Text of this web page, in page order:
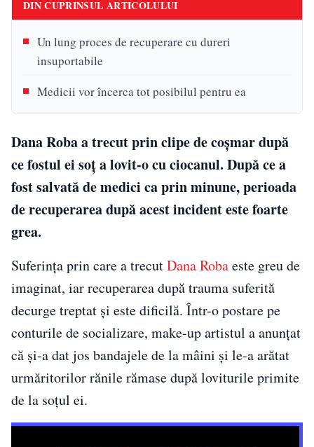
DIN CUPRINSUL ARTICOLULUI
Un lung proces de recuperare cu dureri
insuportabile
Medicii vor încerca tot posibilul pentru ea
Dana Roba a trecut prin clipe de coșmar după
ce fostul ei soț a lovit-o cu ciocanul. După ce a
fost salvată de medici ca prin minune, perioada
de recuperarea după acest incident este foarte
grea.
Suferința prin care a trecutDana Robaeste greu de
imaginat, iar recuperarea după trauma suferită
decurge treptat și este dificilă. Într-o postare pe
conturile de socializare, make-up artistul a anunțat
că și-a dat jos bandajele de la mâini și le-a arătat
urmăritorilor rănile rămase după loviturile primite
de la soțul ei.